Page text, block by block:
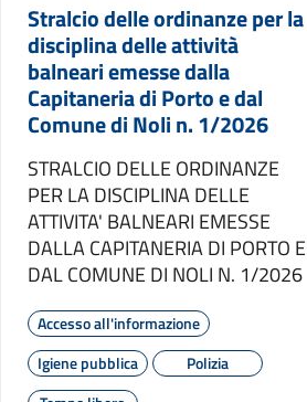
Stralcio delle ordinanze per la
disciplina delle attività
balneari emesse dalla
Capitaneria di Porto e dal
Comune di Noli n. 1/2026
STRALCIO DELLE ORDINANZE
PER LA DISCIPLINA DELLE
ATTIVITA' BALNEARI EMESSE
DALLA CAPITANERIA DI PORTO E
DAL COMUNE DI NOLI N. 1/2026
Accesso all'informazione
Igiene pubblica
Polizia